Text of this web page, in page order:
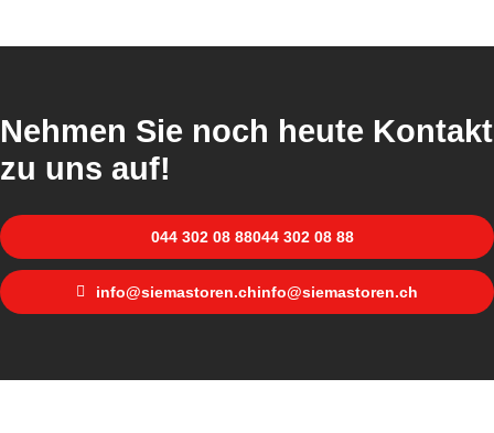
Nehmen Sie noch heute Kontakt
zu uns auf!
044 302 08 88044 302 08 88
info@siemastoren.chinfo@siemastoren.ch